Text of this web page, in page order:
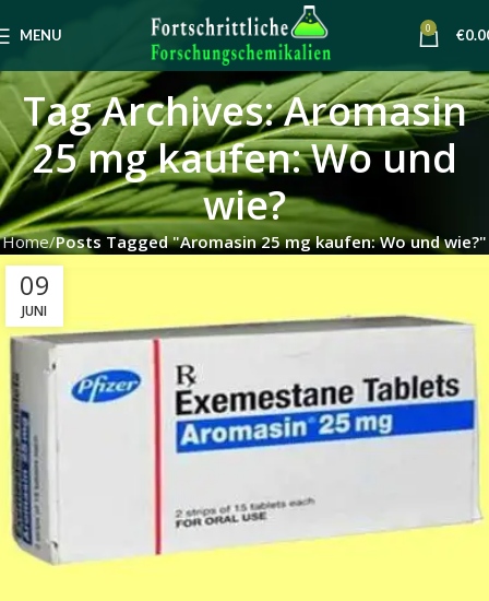
MENU 0 €
Tag Archives: Aromasin
25 mg kaufen: Wo und
wie?
Home Posts Tagged "Aromasin 25 mg kaufen: Wo und wie?"
09
JUNI